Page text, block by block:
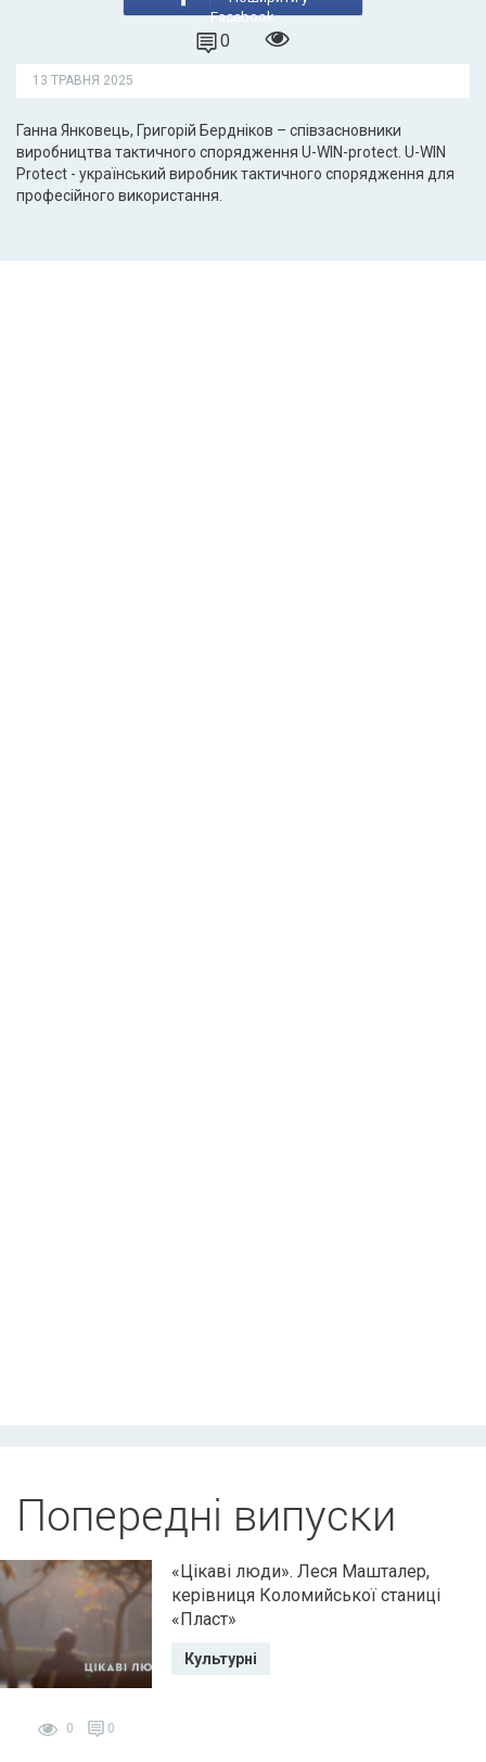
Facebook
0
13 ТРАВНЯ 2025
Ганна Янковець, Григорій Бердніков – співзасновники
виробництва тактичного спорядження U-WIN-protect. U-WIN
Protect - український виробник тактичного спорядження для
професійного використання.
Попередні випуски
0 0
«Цікаві люди». Леся Машталер,
керівниця Коломийської станиці
«Пласт»
Культурні